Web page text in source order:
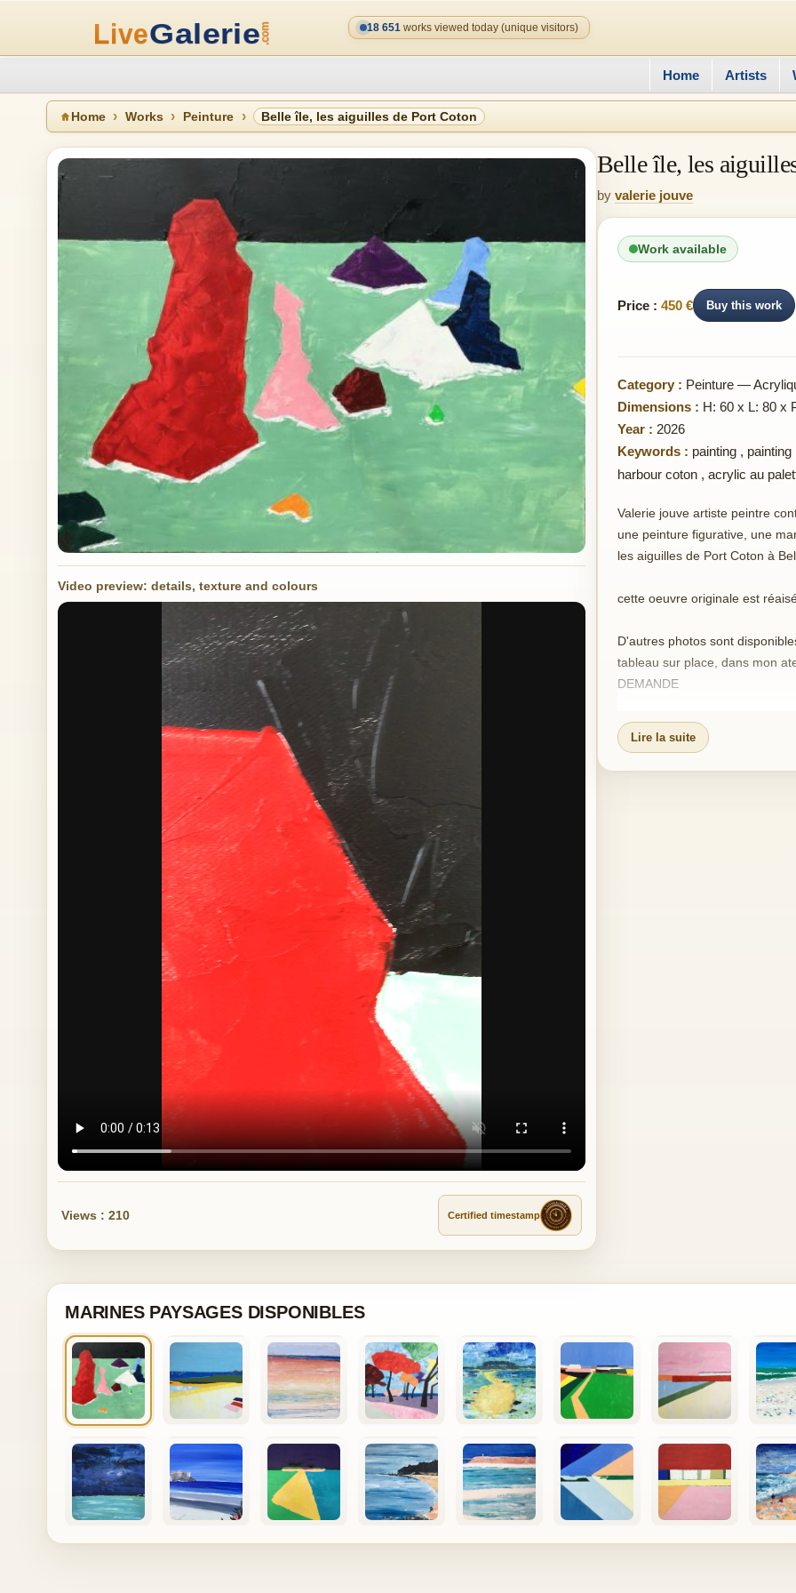
18 651 works viewed today (unique visitors)
Home Artists
Home Works Peinture Belle île, les aiguilles de Port Coton
Video preview: details, texture and colours
Views : 210 Certified timestamp
Belle île, les
by valerie jouve
Work available
Price : 450 € Buy this work
Category : Peinture —
Dimensions : H: 60 x L: 80 x
Year : 2026
Keywords : painting , painting
harbour coton , acrylic au
Valerie jouve artiste peintre
une peinture figurative, une
les aiguilles de Port Coton à
cette oeuvre originale est
D'autres photos sont
tableau sur place, dans mon
DEMANDE
Initiée très tôt au dessin et à la
aux Beaux-Arts, je pratique
principalement sur internet et
Lire la suite
MARINES PAYSAGES DISPONIBLES